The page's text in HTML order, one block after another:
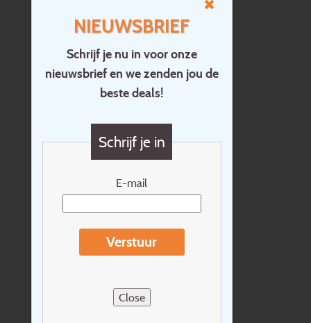
NIEUWSBRIEF
Schrijf je nu in voor onze
nieuwsbrief en we zenden jou de
beste deals!
Schrijf je in
E-mail
Verstuur
Close
Home
Contact
Vragen?
Cadeaubon
Nieuwsbrief
Reisvoorwaarden
Sitemap